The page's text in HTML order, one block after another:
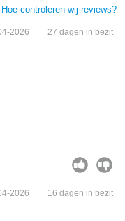
Hoe controleren wij reviews?
2026 27 dagen in bezit
2026 16 dagen in bezit